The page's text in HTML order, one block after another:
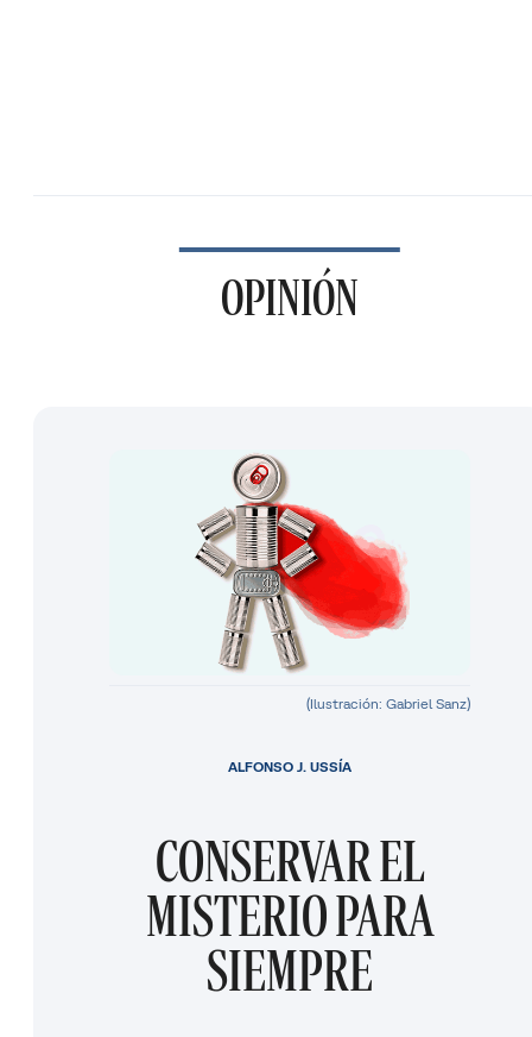
OPINIÓN
(Ilustración: Gabriel Sanz)
CONSERVAR EL
MISTERIO PARA
SIEMPRE
ALFONSO J. USSÍA